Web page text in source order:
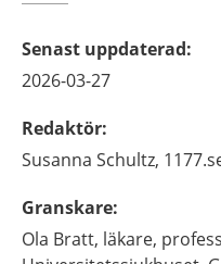
Senast uppdaterad:
2026-03-27
Redaktör:
Susanna Schultz,
Granskare:
Ola Bratt, läkare,